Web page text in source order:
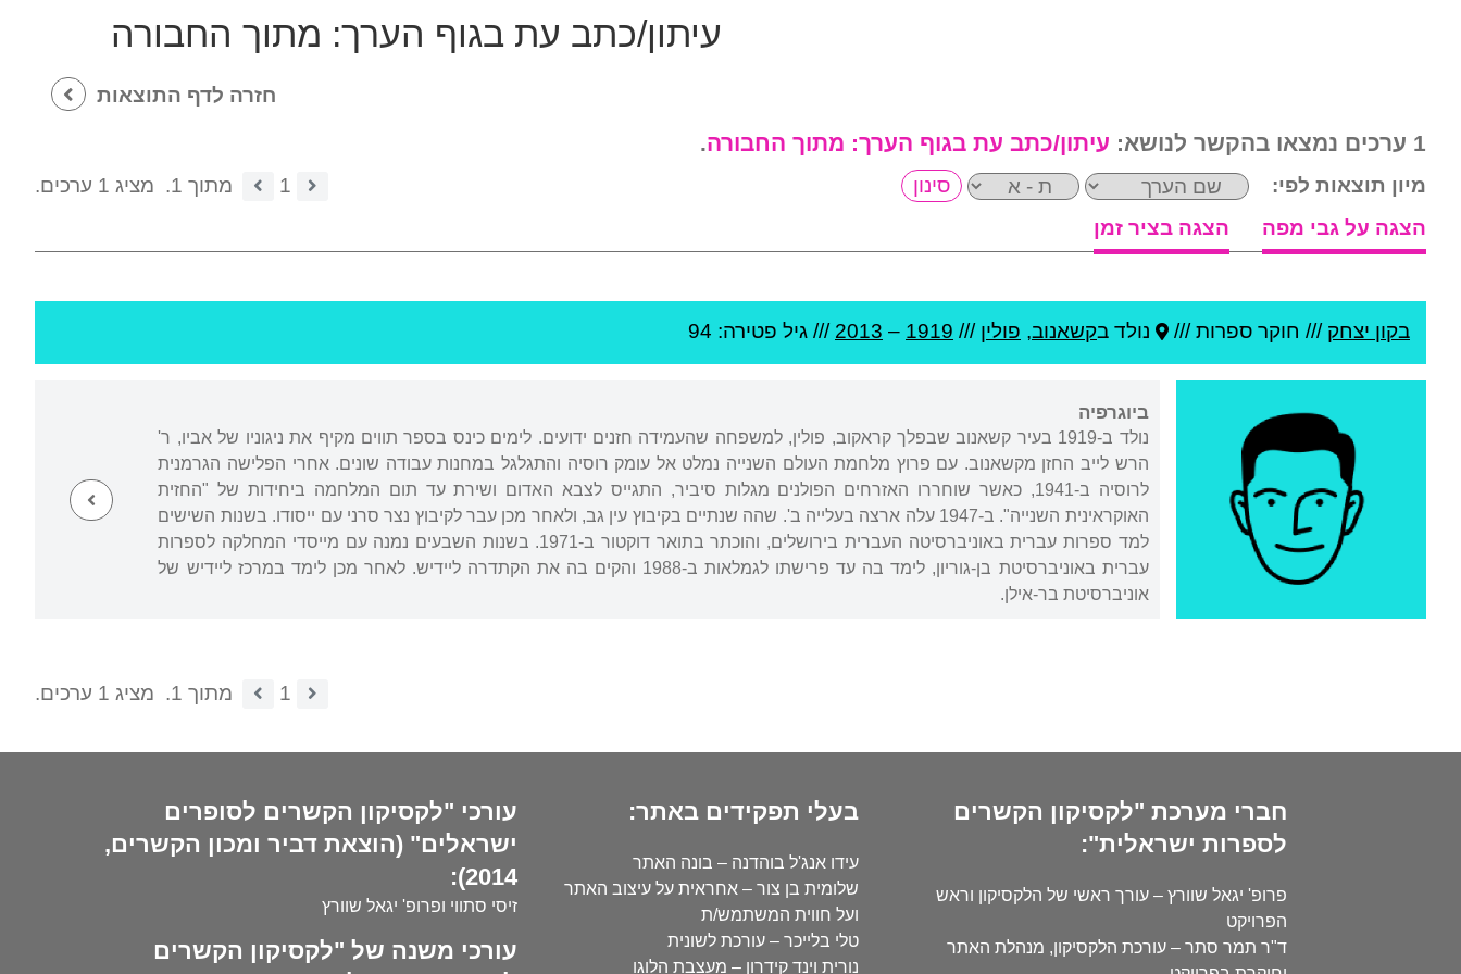
עיתון/כתב עת בגוף הערך: מתוך החבורה
חזרה לדף התוצאות
1 ערכים נמצאו בהקשר לנושא: עיתון/כתב עת בגוף הערך: מתוך החבורה.
מיון תוצאות לפי: 1 מתוך 1.
מציג 1 ערכים.
הצגה על גבי מפה
הצגה בציר זמן
בקון יצחק /// חוקר ספרות /// נולד בקשאנוב, פולין ///
1919
–
2013 /// גיל פטירה: 94
ביוגרפיה
נולד ב-1919 בעיר קשאנוב שבפלך קראקוב, פולין, למשפחה שהעמידה חזנים ידועים. לימים כינס בספר תווים מקיף את ניגוניו של אביו, ר'
הרש לייב החזן מקשאנוב. עם פרוץ מלחמת העולם השנייה נמלט אל עומק רוסיה והתגלגל במחנות עבודה שונים. אחרי הפלישה הגרמנית
לרוסיה ב-1941, כאשר שוחררו האזרחים הפולנים מגלות סיביר, התגייס לצבא האדום ושירת עד תום המלחמה ביחידות של "החזית
האוקראינית השנייה". ב-1947 עלה ארצה בעלייה ב'. שהה שנתיים בקיבוץ עין גב, ולאחר מכן עבר לקיבוץ נצר סרני עם ייסודו. בשנות השישים
למד ספרות עברית באוניברסיטה העברית בירושלים, והוכתר בתואר דוקטור ב-1971. בשנות השבעים נמנה עם מייסדי המחלקה לספרות
עברית באוניברסיטת בן-גוריון, לימד בה עד פרישתו לגמלאות ב-1988 והקים בה את הקתדרה ליידיש. לאחר מכן לימד במרכז ליידיש של
אוניברסיטת בר-אילן.
1 מתוך 1. מציג 1 ערכים.
חברי מערכת "לקסיקון הקשרים
לספרות ישראלית":
פרופ' יגאל שוורץ – עורך ראשי של הלקסיקון וראש
הפרויקט
ד"ר תמר סתר – עורכת הלקסיקון, מנהלת האתר
בעלי תפקידים באתר:
עידו אנג'ל בוהדנה – בונה האתר
שלומית בן צור – אחראית על עיצוב האתר
ועל חווית המשתמש/ת
טלי בלייכר – עורכת לשונית
נורית וינד קידרון – מעצבת הלוגו
עורכי "לקסיקון הקשרים לסופרים
ישראלים" (הוצאת דביר ומכון הקשרים,
2014):
זיסי סתווי ופרופ' יגאל שוורץ
עורכי משנה של "לקסיקון הקשרים